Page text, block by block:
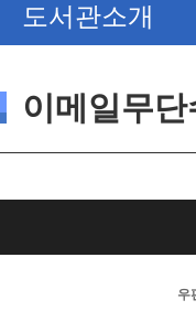
도서관소개
이메일무
우